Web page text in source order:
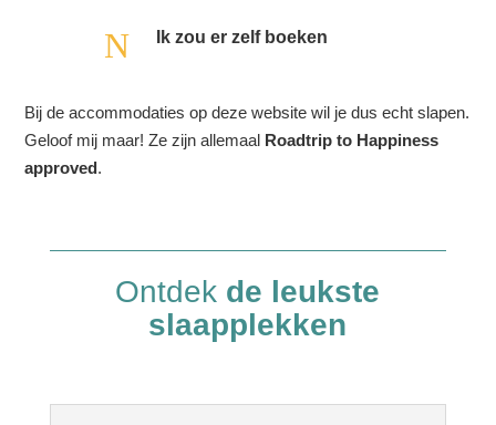
N Ik zou er zelf boeken
Bij de accommodaties op deze website wil je dus echt slapen.
Geloof mij maar! Ze zijn allemaal Roadtrip to Happiness
approved.
Ontdek de leukste
slaapplekken